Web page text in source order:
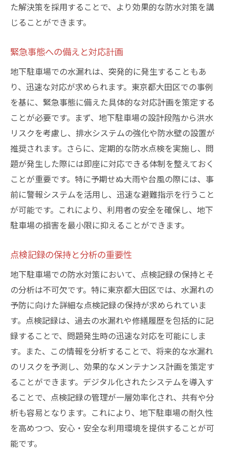
た解決策を採用することで、より効果的な防水対策を講
じることができます。
緊急事態への備えと対応計画
地下駐車場での水漏れは、突発的に発生することもあ
り、迅速な対応が求められます。東京都大田区での事例
を基に、緊急事態に備えた具体的な対応計画を策定する
ことが必要です。まず、地下駐車場の設計段階から洪水
リスクを考慮し、排水システムの強化や防水壁の設置が
推奨されます。さらに、定期的な防水点検を実施し、問
題が発生した際には即座に対応できる体制を整えておく
ことが重要です。特に予期せぬ大雨や台風の際には、事
前に警報システムを活用し、迅速な避難指示を行うこと
が可能です。これにより、利用者の安全を確保し、地下
駐車場の損害を最小限に抑えることができます。
点検記録の保持と分析の重要性
地下駐車場での防水対策において、点検記録の保持とそ
の分析は不可欠です。特に東京都大田区では、水漏れの
予防に向けた詳細な点検記録の保持が求められていま
す。点検記録は、過去の水漏れや修繕履歴を包括的に記
録することで、問題発生時の迅速な対応を可能にしま
す。また、この情報を分析することで、将来的な水漏れ
のリスクを予測し、効果的なメンテナンス計画を策定す
ることができます。デジタル化されたシステムを導入す
ることで、点検記録の管理が一層効率化され、共有や分
析も容易となります。これにより、地下駐車場の耐久性
を高めつつ、安心・安全な利用環境を提供することが可
能です。